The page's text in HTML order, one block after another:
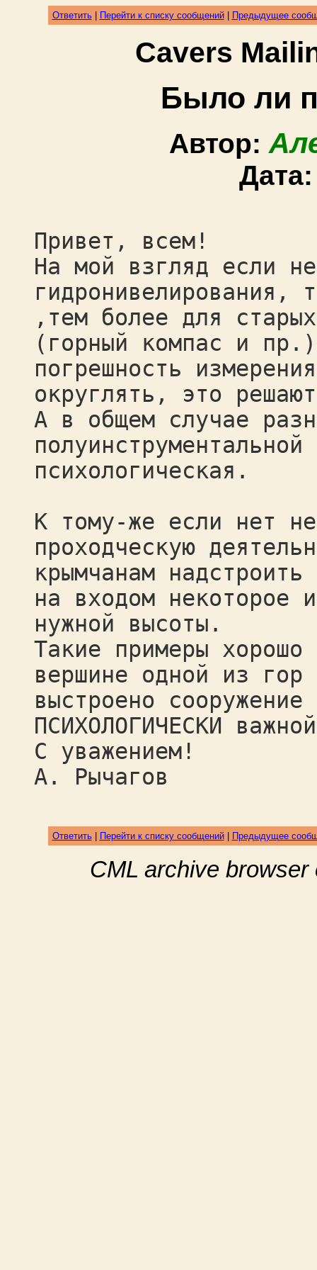
Ответить| Перейти к списку сообщений| Предыдущее
Cavers
Было ли
Автор:
Привет, всем!
На мой взгляд если
гидронивелирования,
,тем более для
(горный компас и
погрешность
округлять, это
А в общем случае
психологическая.
К тому-же если нет
проходческую
крымчанам надстроить
на входом некоторое
нужной высоты.
Такие примеры
вершине одной из
выстроено
ПСИХОЛОГИЧЕСКИ
С уважением!
А. Рычагов
Ответить| Перейти к списку сообщений| Предыдущее
CML archive